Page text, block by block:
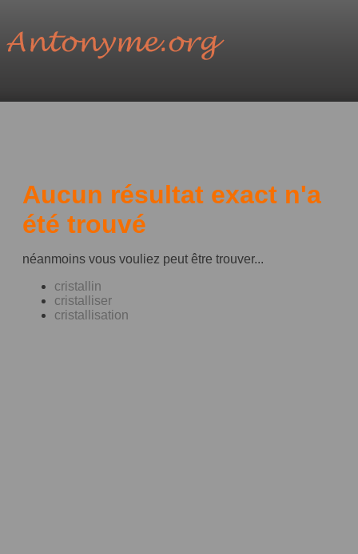
Aucun résultat exact n'a
été trouvé
néanmoins vous vouliez peut être trouver...
cristallin
cristalliser
cristallisation